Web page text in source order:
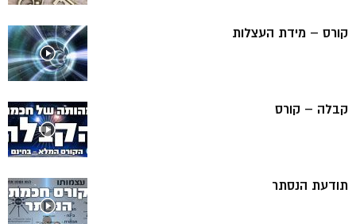
קורס – מידת העצלות
קבלה – קורס
תודעת הנסתר